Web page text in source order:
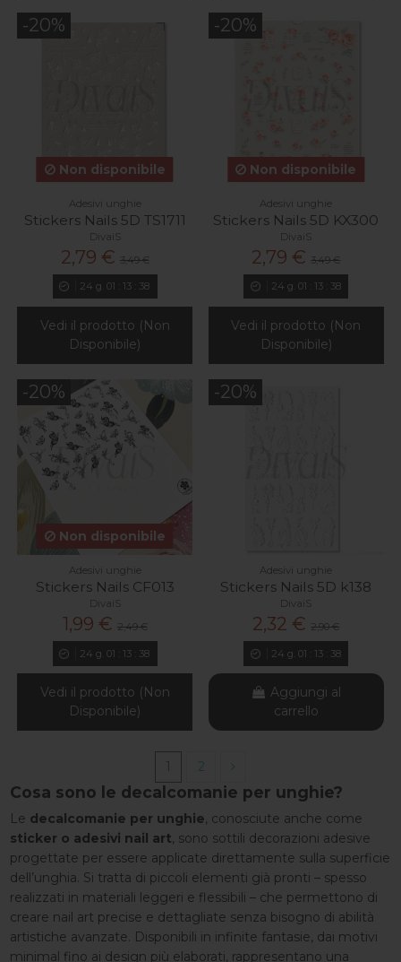
-20%
Non disponibile
Adesivi unghie
Stickers Nails 5D TS1711
DivaiS
2,79 € 3,49 €
24 g. 01 13: 37
Vedi il prodotto (Non
Disponibile)
-20%
Non disponibile
Adesivi unghie
Stickers Nails 5D KX300
DivaiS
2,79 € 3,49 €
24 g. 01 13: 37
Vedi il prodotto (Non
Disponibile)
-20%
Non disponibile
Adesivi unghie
Stickers Nails CF013
DivaiS
1,99 € 2,49 €
24 g. 01 13: 37
Vedi il prodotto (Non
Disponibile)
-20%
Adesivi unghie
Stickers Nails 5D k138
DivaiS
2,32 € 2,90 €
24 g. 01 13: 37
Aggiungi al
carrello
1 2
Cosa sono le decalcomanie per unghie?
Le decalcomanie per unghie, conosciute anche come
sticker o adesivi nail art, sono sottili decorazioni adesive
progettate per essere applicate direttamente sulla superficie
dell’unghia. Si tratta di piccoli elementi già pronti – spesso
realizzati in materiali leggeri e flessibili – che permettono di
creare nail art precise e dettagliate senza bisogno di abilità
artistiche avanzate. Disponibili in infinite fantasie, dai motivi
minimal fino ai design più elaborati, rappresentano una